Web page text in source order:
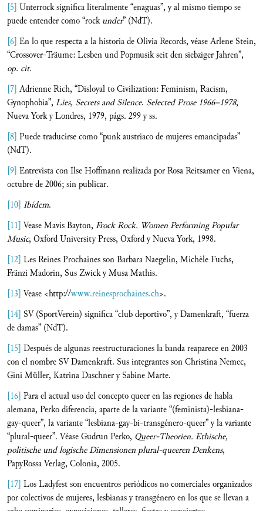
[5] Unterrock significa literalmente “enaguas”, y al mismo tiempo se
puede entender como “rockunder” (NdT).
[6] En lo que respecta a la historia de Olivia Records, véase Arlene Stein,
“Crossover-Träume: Lesben und Popmusik seit den siebziger Jahren”,
op. cit.
[7] Adrienne Rich, “Disloyal to Civilization: Feminism, Racism,
Gynophobia”, Lies, Secrets and Silence. Selected Prose 1966–1978,
Nueva York y Londres, 1979, págs. 299 y ss.
[8] Puede traducirse como “punk austriaco de mujeres emancipadas”
(NdT).
[9] Entrevista con Ilse Hoffmann realizada por Rosa Reitsamer en Viena,
octubre de 2006; sin publicar.
[10] Ibídem.
[11] Vease Mavis Bayton, Frock Rock. Women Performing Popular
Music, Oxford University Press, Oxford y Nueva York, 1998.
[12] Les Reines Prochaines son Barbara Naegelin, Michèle Fuchs,
Fränzi Madorin, Sus Zwick y Musa Mathis.
[13] Vease <http://www.reinesprochaines.ch>.
[14] SV (SportVerein) significa “club deportivo”, y Damenkraft, “fuerza
de damas” (NdT).
[15] Después de algunas reestructuraciones la banda reaparece en 2003
con el nombre SV Damenkraft. Sus integrantes son Christina Nemec,
Gini Müller, Katrina Daschner y Sabine Marte.
[16] Para el actual uso del concepto queer en las regiones de habla
alemana, Perko diferencia, aparte de la variante “(feminista)-lesbiana-
gay-queer”, la variante “lesbiana-gay-bi-transgénero-queer” y la variante
“plural-queer”. Véase Gudrun Perko, Queer-Theorien. Ethische,
politische und logische Dimensionen plural-queeren Denkens,
PapyRossa Verlag, Colonia, 2005.
[17] Los Ladyfest son encuentros periódicos no comerciales organizados
por colectivos de mujeres, lesbianas y transgénero en los que se llevan a